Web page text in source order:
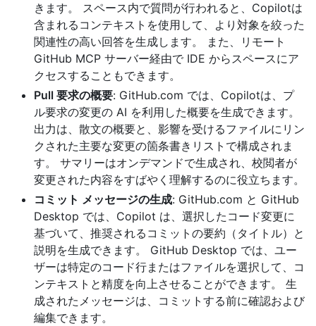
きます。 スペース内で質問が行われると、Copilotは
含まれるコンテキストを使用して、より対象を絞った
関連性の高い回答を生成します。 また、リモート
GitHub MCP サーバー経由で IDE からスペースにア
クセスすることもできます。
Pull 要求の概要: GitHub.com では、Copilotは、プ
ル要求の変更の AI を利用した概要を生成できます。
出力は、散文の概要と、影響を受けるファイルにリン
クされた主要な変更の箇条書きリストで構成されま
す。 サマリーはオンデマンドで生成され、校閲者が
変更された内容をすばやく理解するのに役立ちます。
コミット メッセージの生成: GitHub.com と GitHub
Desktop では、Copilot は、選択したコード変更に
基づいて、推奨されるコミットの要約（タイトル）と
説明を生成できます。 GitHub Desktop では、ユー
ザーは特定のコード行またはファイルを選択して、コ
ンテキストと精度を向上させることができます。 生
成されたメッセージは、コミットする前に確認および
編集できます。